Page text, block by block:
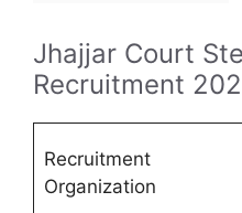
Jhajjar Court
Recruitment
Recruitment
Organization